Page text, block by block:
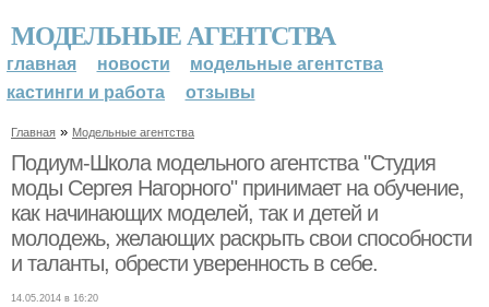
МОДЕЛЬНЫЕ АГЕНТСТВА
главная новости
модельные агентства
кастинги и работа
отзывы
Главная » Модельные агентства
Подиум-Школа модельного агентства "Студия
моды Сергея Нагорного" принимает на обучение,
как начинающих моделей, так и детей и
молодежь, желающих раскрыть свои способности
и таланты, обрести уверенность в себе.
14.05.2014 в 16:20